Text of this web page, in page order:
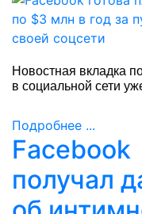
Новостная вкладка
в социальной сети
Подробнее ...
Facebook
получал